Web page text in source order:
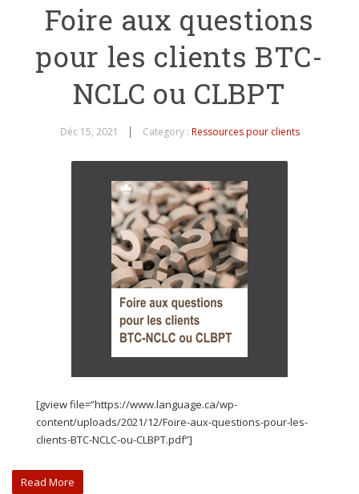
Foire aux questions
pour les clients BTC-
NCLC ou CLBPT
Déc 15, 2021 Category : Ressources pour clients
[gview file=”https://www.language.ca/wp-
content/uploads/2021/12/Foire-aux-questions-pour-les-
clients-BTC-NCLC-ou-CLBPT.pdf”]
Read More